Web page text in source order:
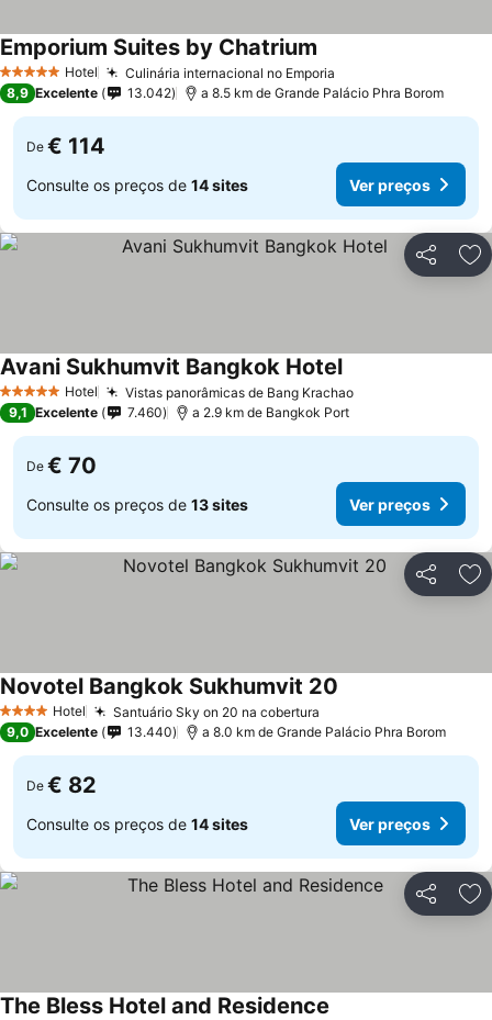
5 Estrelas Hotel Culinária internacional no Emporia
Emporium Suites by Chatrium
8,9 Excelente 13.042 a 8.5 km de Grande Palácio Phra Borom
De € 114
Consulte os preços de 14 sites Ver preços
Partilhar
5 Estrelas Hotel Vistas panorâmicas de Bang KrachaoVer preços
Avani Sukhumvit Bangkok HotelVer preços
9,1 Excelente 7.460 a 2.9 km de Bangkok Port
De € 70
Consulte os preços de 13 sites Ver preços
Partilhar
4 EstrelasHotel Santuário Sky on 20 na cobertura
Novotel Bangkok Sukhumvit 20
9,0 Excelente 13.440 a 8.0 km de Grande Palácio Phra Borom
De € 82
Consulte os preços de 14 sites Ver preços
Partilhar
The Bless Hotel and Residence